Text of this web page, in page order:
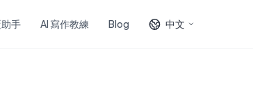
手 AI 寫作教練 Blog 中文